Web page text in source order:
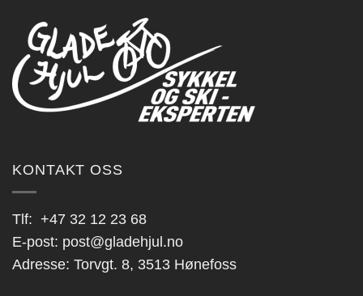
KONTAKT OSS
Tlf: +47 32 12 23 68
E-post: post@gladehjul.no
Adresse: Torvgt. 8, 3513 Hønefoss